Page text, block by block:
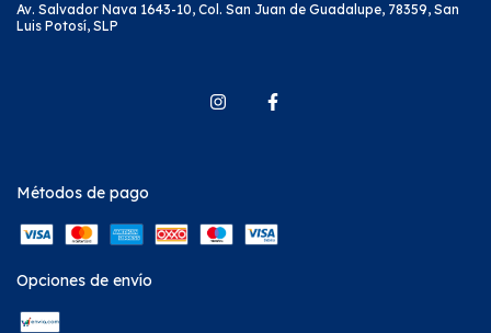
Av. Salvador Nava 1643-10, Col. San Juan de Guadalupe, 78359, San
Luis Potosí, SLP
Métodos de pago
Opciones de envío